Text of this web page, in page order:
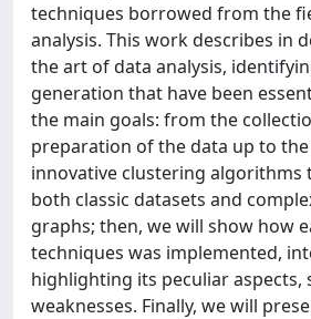
techniques borrowed from the
analysis. This work describes in
the art of data analysis,
generation that have been
the main goals: from the
preparation of the data up to
innovative clustering algorithms
both classic datasets and
graphs; then, we will show how
techniques was implemented,
highlighting its peculiar aspects,
weaknesses. Finally, we will